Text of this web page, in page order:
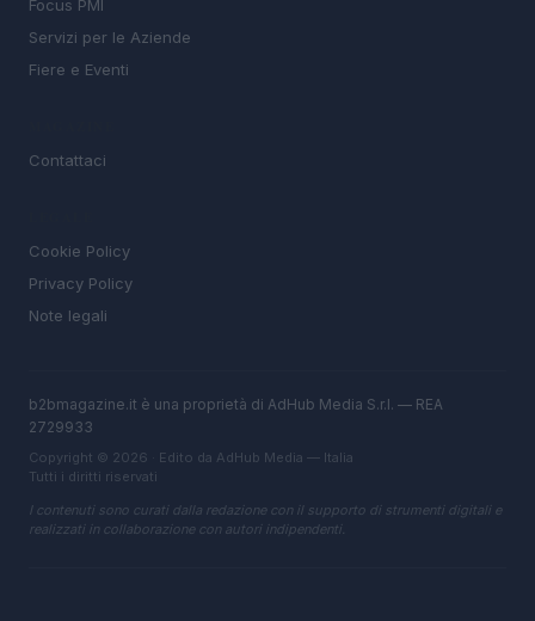
Focus PMI
Servizi per le Aziende
Fiere e Eventi
Contattaci
Cookie Policy
Privacy Policy
Note legali
b2bmagazine.it è una proprietà di AdHub Media S.r.l. — REA
2729933
Copyright © 2026 · Edito da AdHub Media — Italia
Tutti i diritti riservati
I contenuti sono curati dalla redazione con il supporto di strumenti digitali e
realizzati in collaborazione con autori indipendenti.